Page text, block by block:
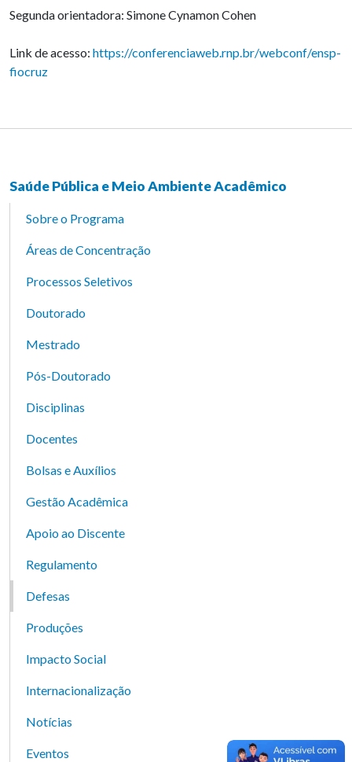
Segunda orientadora: Simone Cynamon Cohen
Link de acesso: https://conferenciaweb.rnp.br/webconf/ensp-
fiocruz
Saúde Pública e Meio Ambiente Acadêmico
Sobre o Programa
Áreas de Concentração
Processos Seletivos
Doutorado
Mestrado
Pós-Doutorado
Disciplinas
Docentes
Bolsas e Auxílios
Gestão Acadêmica
Apoio ao Discente
Regulamento
Defesas
Produções
Impacto Social
Internacionalização
Notícias
Eventos